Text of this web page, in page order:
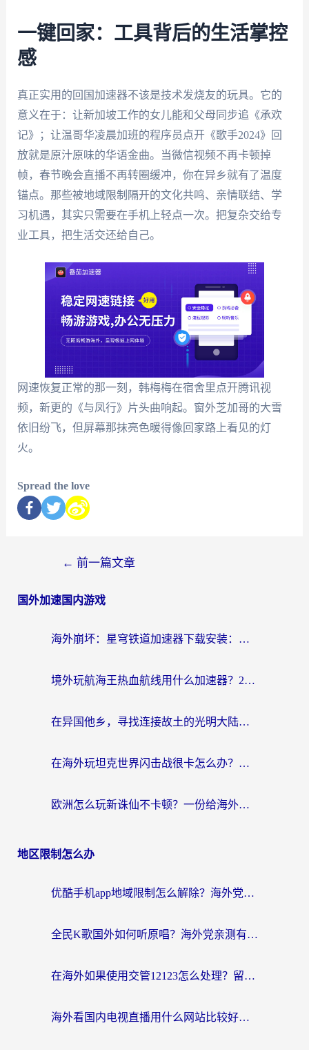
一键回家：工具背后的生活掌控
感
真正实用的回国加速器不该是技术发烧友的玩具。它的
意义在于：让新加坡工作的女儿能和父母同步追《承欢
记》；让温哥华凌晨加班的程序员点开《歌手2024》回
放就是原汁原味的华语金曲。当微信视频不再卡顿掉
帧，春节晚会直播不再转圈缓冲，你在异乡就有了温度
锚点。那些被地域限制隔开的文化共鸣、亲情联结、学
习机遇，其实只需要在手机上轻点一次。把复杂交给专
业工具，把生活交还给自己。
网速恢复正常的那一刻，韩梅梅在宿舍里点开腾讯视
频，新更的《与凤行》片头曲响起。窗外芝加哥的大雪
依旧纷飞，但屏幕那抹亮色暖得像回家路上看见的灯
火。
Spread the love
← 前一篇文章
国外加速国内游戏
海外崩坏：星穹铁道加速器下载安装：一份给游子的终极网络指南
境外玩航海王热血航线用什么加速器？2026海外玩家实测最优方案（附欧洲问道堡垒前线加速技巧）
在异国他乡，寻找连接故土的光明大陆免费加速器
在海外玩坦克世界闪击战很卡怎么办？老玩家亲测有效的加速器选择指南
欧洲怎么玩新诛仙不卡顿？一份给海外游子的国服游戏畅玩指南
地区限制怎么办
优酷手机app地域限制怎么解除？海外党亲测有效的追剧方案
全民K歌国外如何听原唱？海外党亲测有效的回国加速器选择指南
在海外如果使用交管12123怎么处理？留学生亲测有效的回国加速方案
海外看国内电视直播用什么网站比较好？一篇解决你所有追剧难题的实用指南